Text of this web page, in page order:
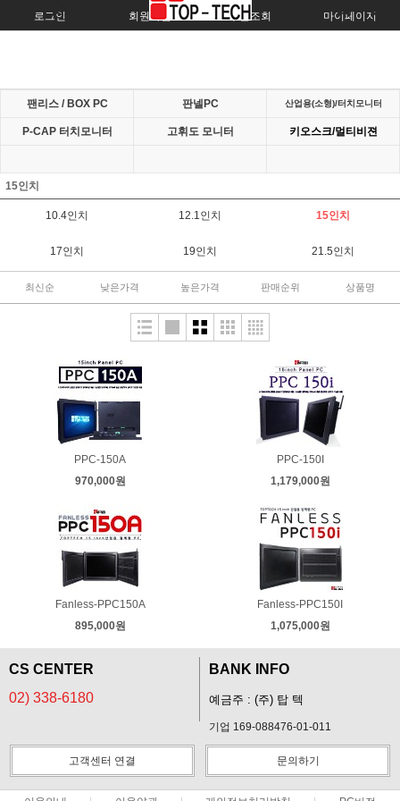
로그인 회원가입 주문조회 마이페이지
팬리스 / BOX PC 판넬PC 산업용(소형)/터치모니터
P-CAP 터치모니터 고휘도 모니터 키오스크/멀티비젼
15인치
10.4인치 12.1인치 15인치
17인치 19인치 21.5인치
최신순 낮은가격 높은가격 판매순위 상품명
PPC-150A
970,000원
PPC-150I
1,179,000원
Fanless-PPC150A
895,000원
Fanless-PPC150I
1,075,000원
CS CENTER
02) 338-6180
BANK INFO
예금주 : (주) 탑 텍
기업 169-088476-01-011
고객센터 연결 문의하기